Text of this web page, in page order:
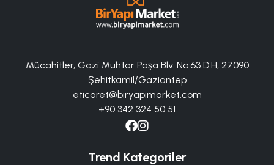
Mücahitler, Gazi Muhtar Paşa Blv. No:63 D:H, 27090
Şehitkamil/Gaziantep
eticaret@biryapimarket.com
+90 342 324 50 51
Trend Kategoriler